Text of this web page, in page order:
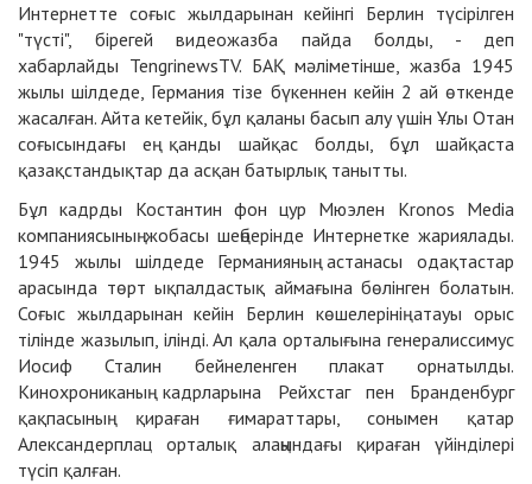
Интернетте соғыс жылдарынан кейінгі Берлин түсірілген
"түсті", бірегей видеожазба пайда болды, - деп
хабарлайды TengrinewsTV.БАҚ мәліметінше, жазба 1945
жылы шілдеде, Германия тізе бүкеннен кейін 2 ай өткенде
жасалған. Айта кетейік, бұл қаланы басып алу үшін Ұлы Отан
соғысындағы ең қанды шайқас болды, бұл шайқаста
қазақстандықтар да асқан батырлық танытты.
Бұл кадрды Костантин фон цур Мюэлен Kronos Media
компаниясының жобасы шеңберінде Интернетке жариялады.
1945 жылы шілдеде Германияның астанасы одақтастар
арасында төрт ықпалдастық аймағына бөлінген болатын.
Соғыс жылдарынан кейін Берлин көшелерінің атауы орыс
тілінде жазылып, ілінді. Ал қала орталығына генералиссимус
Иосиф Сталин бейнеленген плакат орнатылды.
Кинохрониканың кадрларына Рейхстаг пен Бранденбург
қақпасының қираған ғимараттары, сонымен қатар
Александерплац орталық алаңындағы қираған үйінділері
түсіп қалған.